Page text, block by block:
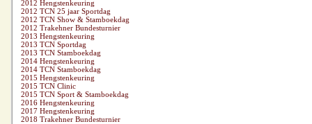
2012 Hengstenkeuring
2012 TCN 25 jaar Sportdag
2012 TCN Show & Stamboekdag
2012 Trakehner Bundesturnier
2013 Hengstenkeuring
2013 TCN Sportdag
2013 TCN Stamboekdag
2014 Hengstenkeuring
2014 TCN Stamboekdag
2015 Hengstenkeuring
2015 TCN Clinic
2015 TCN Sport & Stamboekdag
2016 Hengstenkeuring
2017 Hengstenkeuring
2018 Trakehner Bundesturnier